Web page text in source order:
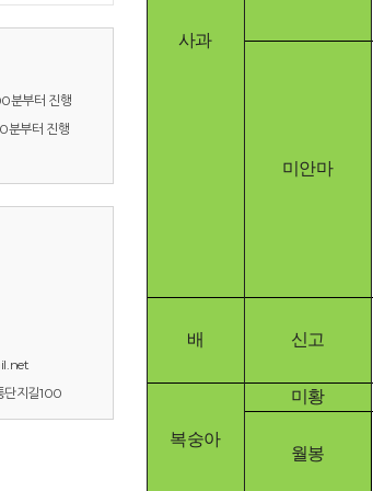
분부터 진행
분부터 진행
단지길100
사과
미안마
배 신고
복숭아
미황
월봉